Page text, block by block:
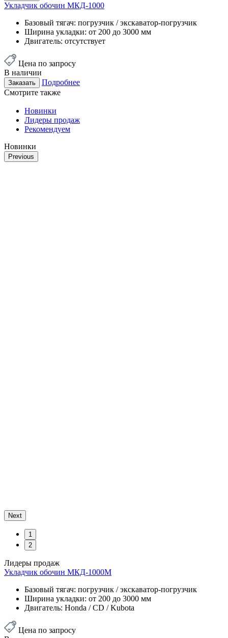
Укладчик обочин МКД-1000
Базовый тягач: погрузчик / экскаватор-погрузчик
Ширина укладки: от 200 до 3000 мм
Двигатель: отсутствует
Цена по запросу
В наличии
Заказать
Подробнее
Смотрите также
Новинки
Лидеры продаж
Рекомендуем
Новинки
Previous
Next
1
2
Лидеры продаж
Previous